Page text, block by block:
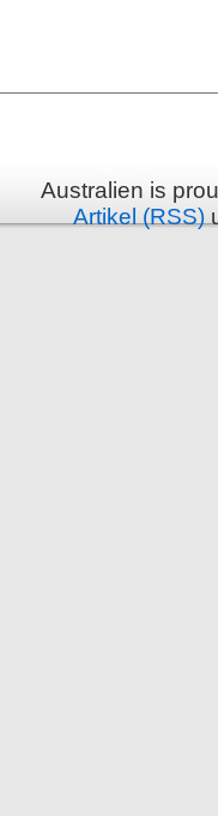
Australien is
Artikel (RSS)